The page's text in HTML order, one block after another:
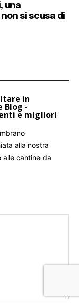
una
si scusa di
in
Blog -
e migliori
alla nostra
cantine da